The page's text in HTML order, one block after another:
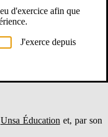
le SE-Unsa a confirmé
humaniste, laïque,
durable, équitable et
le SE-Unsa
Unsa Éducation et, par son
d'exercice afin que
J'exerce depuis